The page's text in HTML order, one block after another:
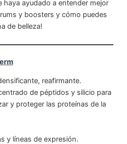
haya ayudado a entender mejor
y boosters y cómo puedes
de belleza!
reafirmante.
de péptidos y silicio para
y proteger las proteínas de la
y líneas de expresión.